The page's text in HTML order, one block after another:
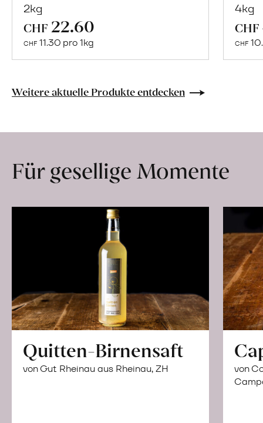
2kg
CHF 22.60
CHF 11.30 pro 1kg
Olivenöl
Extra
4kg
CHF
CHF
Weitere aktuelle Produkte entdecken
Für gesellige Momente
Quitten-Birnensaft
von Gut Rheinau aus Rheinau, ZH
von